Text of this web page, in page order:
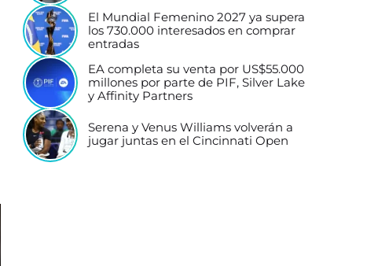
El Mundial Femenino 2027 ya supera
los 730.000 interesados en comprar
entradas
EA completa su venta por US$55.000
millones por parte de PIF, Silver Lake
y Affinity Partners
Serena y Venus Williams volverán a
jugar juntas en el Cincinnati Open